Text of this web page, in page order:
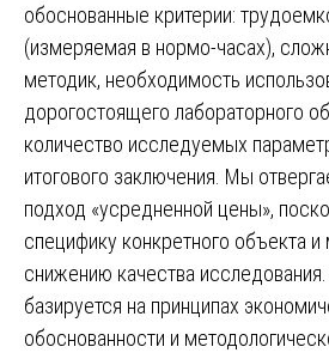
обоснованные критерии:
(измеряемая в нормо-часах),
методик, необходимость
дорогостоящего лабораторного
количество исследуемых
итогового заключения. Мы
подход «усредненной цены»,
специфику конкретного объекта
снижению качества
базируется на принципах
обоснованности и